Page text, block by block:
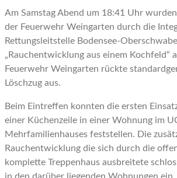
Am Samstag Abend um 18:41 Uhr
der Feuerwehr Weingarten durch die
Rettungsleitstelle Bodensee-
„Rauchentwicklung aus einem Kochfeld“
Feuerwehr Weingarten rückte
Löschzug aus.
Beim Eintreffen konnten die ersten
einer Küchenzeile in einer Wohnung im
Mehrfamilienhauses feststellen. Die
Rauchentwicklung die sich durch die
komplette Treppenhaus ausbreitete